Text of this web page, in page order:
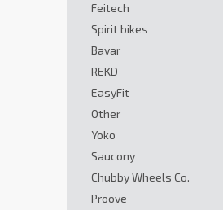
Feitech
Spirit bikes
Bavar
REKD
EasyFit
Other
Yoko
Saucony
Chubby Wheels Co.
Proove